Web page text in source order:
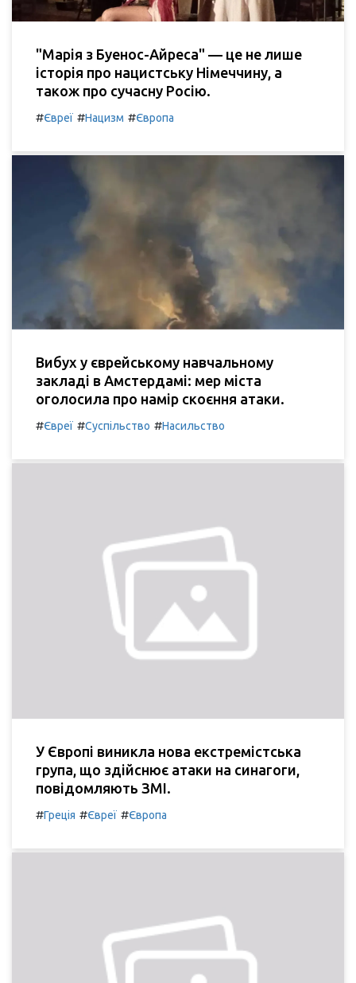
"Марія з Буенос-Айреса" — це не лише
історія про нацистську Німеччину, а
також про сучасну Росію.
#Євреї #Нацизм #Європа
Вибух у єврейському навчальному
закладі в Амстердамі: мер міста
оголосила про намір скоєння атаки.
#Євреї #Суспільство #Насильство
У Європі виникла нова екстремістська
група, що здійснює атаки на синагоги,
повідомляють ЗМІ.
#Греція #Євреї #Європа